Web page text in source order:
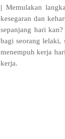
| Memulakan
kesegaran dan
sepanjang hari
bagi seorang lelaki,
menempuh kerja
kerja.